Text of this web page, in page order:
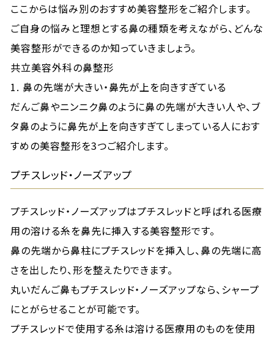
ここからは悩み別のおすすめ美容整形をご紹介します。
ご自身の悩みと理想とする鼻の種類を考えながら、どんな
美容整形ができるのか知っていきましょう。
共立美容外科の鼻整形
1. 鼻の先端が大きい・鼻先が上を向きすぎている
だんご鼻やニンニク鼻のように鼻の先端が大きい人や、ブ
タ鼻のように鼻先が上を向きすぎてしまっている人におす
すめの美容整形を3つご紹介します。
プチスレッド・ノーズアップ
プチスレッド・ノーズアップはプチスレッドと呼ばれる医療
用の溶ける糸を鼻先に挿入する美容整形です。
鼻の先端から鼻柱にプチスレッドを挿入し、鼻の先端に高
さを出したり、形を整えたりできます。
丸いだんご鼻もプチスレッド・ノーズアップなら、シャープ
にとがらせることが可能です。
プチスレッドで使用する糸は溶ける医療用のものを使用